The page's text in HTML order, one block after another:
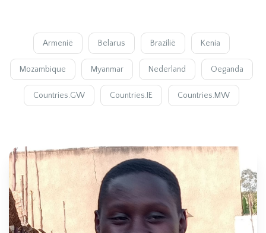
Armenië Belarus Brazilië Kenia
Mozambique Myanmar Nederland Oeganda
Countries.GW Countries.IE Countries.MW